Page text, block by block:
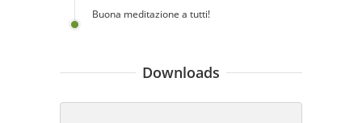
Buona meditazione a tutti!
Downloads